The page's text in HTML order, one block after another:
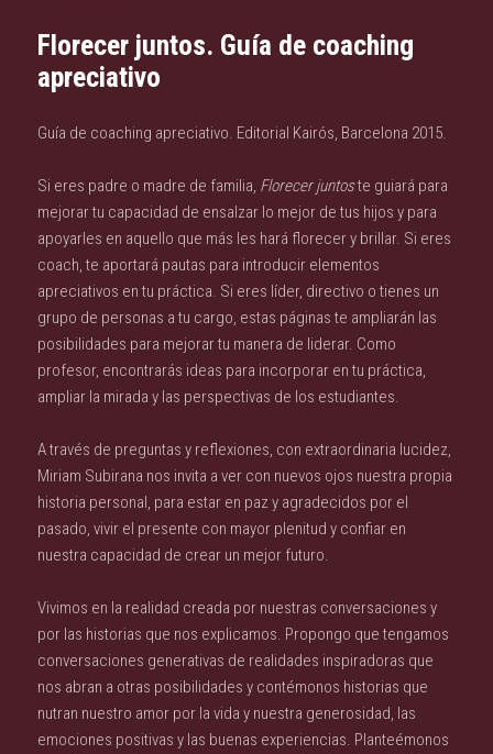
Florecer juntos. Guía de coaching
apreciativo
Guía de coaching apreciativo. Editorial Kairós, Barcelona 2015.
Si eres padre o madre de familia, Florecer juntoste guiará para
mejorar tu capacidad de ensalzar lo mejor de tus hijos y para
apoyarles en aquello que más les hará florecer y brillar. Si eres
coach, te aportará pautas para introducir elementos
apreciativos en tu práctica. Si eres líder, directivo o tienes un
grupo de personas a tu cargo, estas páginas te ampliarán las
posibilidades para mejorar tu manera de liderar. Como
profesor, encontrarás ideas para incorporar en tu práctica,
ampliar la mirada y las perspectivas de los estudiantes.
A través de preguntas y reflexiones, con extraordinaria lucidez,
Miriam Subirana nos invita a ver con nuevos ojos nuestra propia
historia personal, para estar en paz y agradecidos por el
pasado, vivir el presente con mayor plenitud y confiar en
nuestra capacidad de crear un mejor futuro.
Vivimos en la realidad creada por nuestras conversaciones y
por las historias que nos explicamos. Propongo que tengamos
conversaciones generativas de realidades inspiradoras que
nos abran a otras posibilidades y contémonos historias que
nutran nuestro amor por la vida y nuestra generosidad, las
emociones positivas y las buenas experiencias. Planteémonos